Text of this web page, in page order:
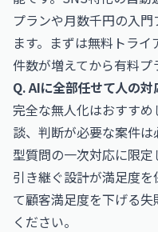
プランや月数千円の入
ます。まずは無料トライ
件数が増えてから有料プ
Q. AIに全部任せて人の対
完全な無人化はおすす
談、判断が必要な案件
型質問の一次対応に限
引き継ぐ設計が満足度
て顧客満足度を下げる
ください。